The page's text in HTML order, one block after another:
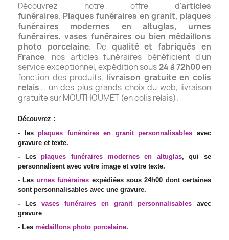
Découvrez notre offre d'articles
funéraires. Plaques funéraires en granit, plaques
funéraires modernes en altuglas, urnes
funéraires, vases funéraires ou bien médaillons
photo porcelaine. De qualité et fabriqués en
France, nos articles funéraires bénéficient d'un
service exceptionnel, expédition sous 24 à 72h00en
fonction des produits, livraison gratuite en colis
relais... un des plus grands choix du web, livraison
gratuite sur MOUTHOUMET (en colis relais).
Découvrez :
- lesplaques funéraires en granit personnalisables avec
gravure et texte.
- Lesplaques funéraires modernes en altuglas, qui se
personnalisent avec votre image et votre texte.
- Les urnes funéraires expédiées sous 24h00 dont certaines
sont personnalisables avec une gravure.
- Les vases funéraires en granit personnalisables avec
gravure
- Les médaillons photo porcelaine.